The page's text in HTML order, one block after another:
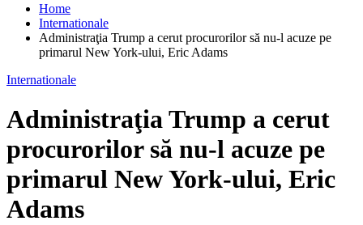
Home
Internationale
Administraţia Trump a cerut procurorilor să nu-l acuze pe
primarul New York-ului, Eric Adams
Internationale
Administraţia Trump a cerut
procurorilor să nu-l acuze pe
primarul New York-ului, Eric
Adams